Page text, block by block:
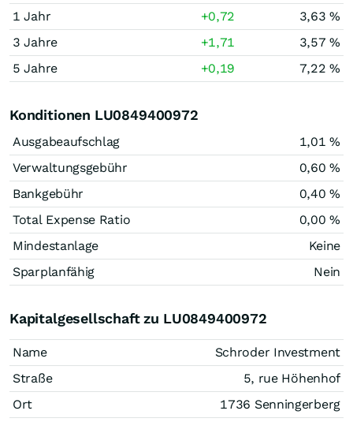
1 Jahr
+0,72
3,63 %
3 Jahre
+1,71
3,57 %
5 Jahre
+0,19 7,22 %
Konditionen LU0849400972
Ausgabeaufschlag
1,01 %
Verwaltungsgebühr
0,60 %
Bankgebühr
0,40 %
Total Expense Ratio
0,00 %
Mindestanlage
Keine
Sparplanfähig
Nein
Kapitalgesellschaft zu LU0849400972
Name
Schroder Investment
Straße
5, rue Höhenhof
Ort
1736 Senningerberg